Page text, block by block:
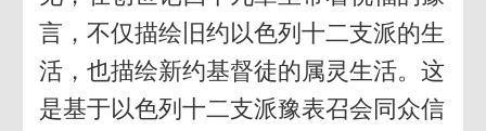
言，不仅描绘旧约以色列十二支派的生
活，也描绘新约基督徒的属灵生活。这
是基于以色列十二支派豫表召会同众信